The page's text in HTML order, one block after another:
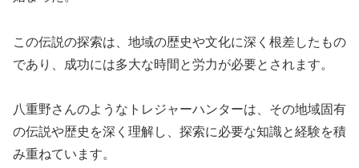
この伝説の探索は、地域の歴史や文化に深く根差したもの
であり、成功には多大な時間と労力が必要とされます。
八重野さんのようなトレジャーハンターは、その地域固有
の伝説や歴史を深く理解し、探索に必要な知識と経験を積
み重ねています。